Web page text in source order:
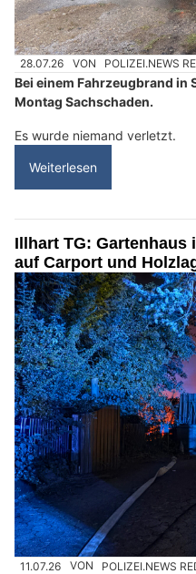
28.07.26 VON POLIZEI.NEWS
Bei einem Fahrzeugbrand in
Montag Sachschaden.
Es wurde niemand verletzt.
Weiterlesen
Illhart TG: Gartenhaus
auf Carport und
11.07.26 VON POLIZEI.NEWS